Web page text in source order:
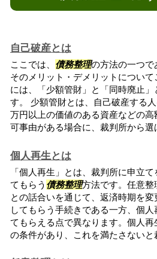
自己破産とは
ここでは、 債務整理の方法の一つで
そのメリット・デメリットについ
には、「少額管財」と「同時廃止」
す。 少額管財とは、自己破産する
万円以上の価値のある資産などの
可事由がある場合に、裁判所から選
個人再生とは
「個人再生」とは、裁判所に申立
てもらう 債務整理方法です。任意
との話合いを通じて、返済時期を
してもらう手続きである一方、個
てもらえる点で異なります。個人
の条件があり、これを満たさないと